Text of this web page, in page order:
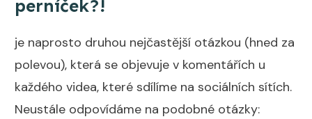
perníček?!
je naprosto druhou nejčastější otázkou (hned za
polevou), která se objevuje v komentářích u
každého videa, které sdílíme na sociálních sítích.
Neustále odpovídáme na podobné otázky: